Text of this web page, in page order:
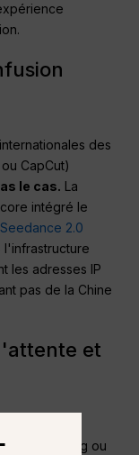
des
CapCut)
le cas. La
intégré le
2.0
l'infrastructure
les adresses IP
pas de la Chine
et
de
sur Jimeng ou